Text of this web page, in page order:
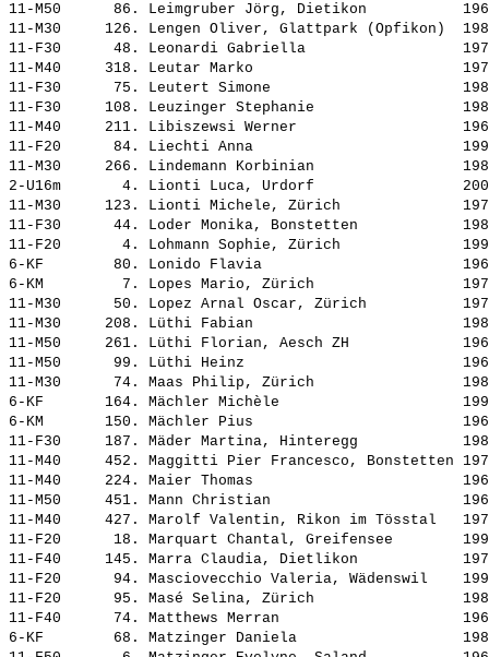
11-M50      86. Leimgruber Jörg, Dietikon
11-M30     126. Lengen Oliver, Glattpark (Opfikon)
11-F30      48. Leonardi Gabriella
11-M40     318. Leutar Marko
11-F30      75. Leutert Simone
11-F30     108. Leuzinger Stephanie
11-M40     211. Libiszewsi Werner
11-F20      84. Liechti Anna
11-M30     266. Lindemann Korbinian
2-U16m       4. Lionti Luca, Urdorf
11-M30     123. Lionti Michele, Zürich
11-F30      44. Loder Monika, Bonstetten
11-F20       4. Lohmann Sophie, Zürich
6-KF        80. Lonido Flavia
6-KM         7. Lopes Mario, Zürich
11-M30      50. Lopez Arnal Oscar, Zürich
11-M30     208. Lüthi Fabian
11-M50     261. Lüthi Florian, Aesch ZH
11-M50      99. Lüthi Heinz
11-M30      74. Maas Philip, Zürich
6-KF       164. Mächler Michèle
6-KM       150. Mächler Pius
11-F30     187. Mäder Martina, Hinteregg
11-M40     452. Maggitti Pier Francesco, Bonstetten
11-M40     224. Maier Thomas
11-M50     451. Mann Christian
11-M40     427. Marolf Valentin, Rikon im Tösstal
11-F20      18. Marquart Chantal, Greifensee
11-F40     145. Marra Claudia, Dietlikon
11-F20      94. Masciovecchio Valeria, Wädenswil
11-F20      95. Masé Selina, Zürich
11-F40      74. Matthews Merran
6-KF        68. Matzinger Daniela